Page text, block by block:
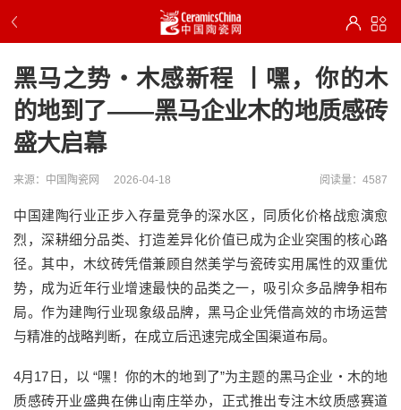
黑马之势・木感新程 丨嘿，你的木
的地到了——黑马企业木的地质感砖
盛大启幕
来源：中国陶瓷网 2026-04-18 阅读量：4587
中国建陶行业正步入存量竞争的深水区，同质化价格战愈演愈
烈，深耕细分品类、打造差异化价值已成为企业突围的核心路
径。其中，木纹砖凭借兼顾自然美学与瓷砖实用属性的双重优
势，成为近年行业增速最快的品类之一，吸引众多品牌争相布
局。作为建陶行业现象级品牌，黑马企业凭借高效的市场运营
与精准的战略判断，在成立后迅速完成全国渠道布局。
4月17日，以“嘿！你的木的地到了”为主题的黑马企业・木的地
质感砖开业盛典在佛山南庄举办，正式推出专注木纹质感赛道